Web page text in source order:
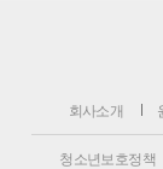
회사소개
청소년보호정책